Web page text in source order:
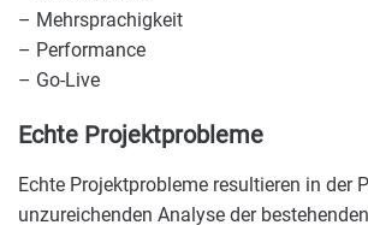
– Mehrsprachigkeit
– Performance
– Go-Live
Echte Projektprobleme
Echte Projektprobleme resultieren in der
unzureichenden Analyse der